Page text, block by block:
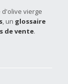
vierge
, un glossaire
de vente.